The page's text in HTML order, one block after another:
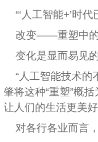
“‘人工智能+’
改变——重塑
变化是显而易
“人工智能技术的
肇将这种“重塑”概
让人们的生活更
对各行各业而